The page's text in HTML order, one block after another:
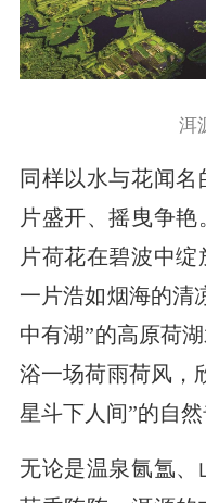
洱
同样以水与花闻
片盛开、摇曳争
片荷花在碧波中
一片浩如烟海的清
中有湖”的高原荷
浴一场荷雨荷风，
星斗下人间”的自然
无论是温泉氤氲、